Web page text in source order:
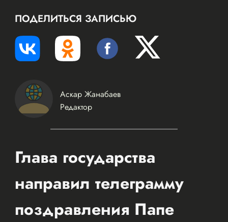
ПОДЕЛИТЬСЯ ЗАПИСЬЮ
Аскар Жанабаев
Редактор
Глава государства
направил телеграмму
поздравления Папе